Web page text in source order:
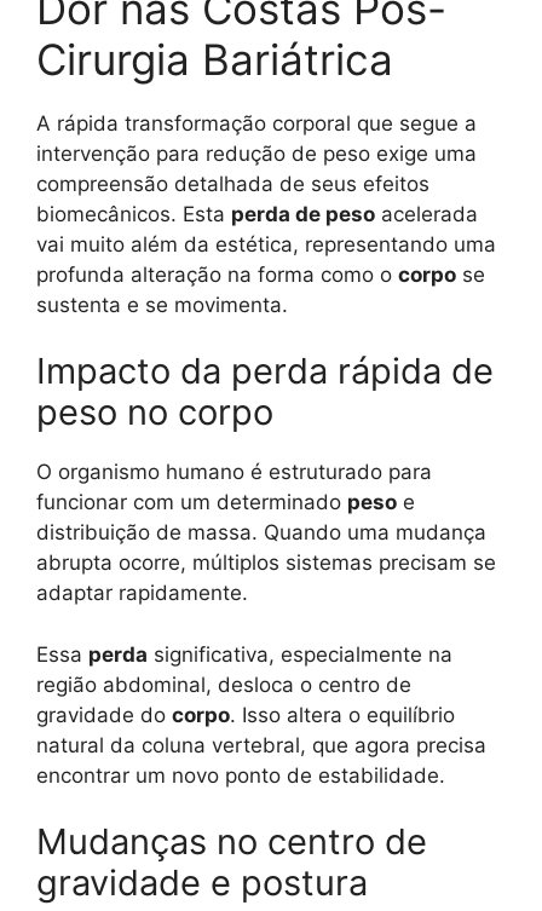
Cirurgia Bariátrica
A rápida transformação corporal que segue a
intervenção para redução de peso exige uma
compreensão detalhada de seus efeitos
biomecânicos. Esta perda de peso acelerada
vai muito além da estética, representando uma
profunda alteração na forma como o corpo se
sustenta e se movimenta.
Impacto da perda rápida de
peso no corpo
O organismo humano é estruturado para
funcionar com um determinado peso e
distribuição de massa. Quando uma mudança
abrupta ocorre, múltiplos sistemas precisam se
adaptar rapidamente.
Essa perda significativa, especialmente na
região abdominal, desloca o centro de
gravidade do corpo. Isso altera o equilíbrio
natural da coluna vertebral, que agora precisa
encontrar um novo ponto de estabilidade.
Mudanças no centro de
gravidade e postura